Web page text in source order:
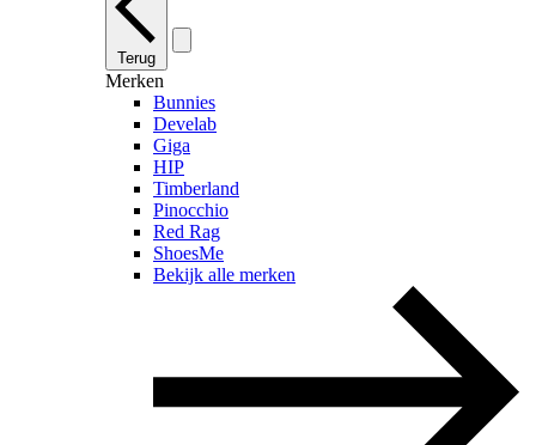
Terug
Merken
Bunnies
Develab
Giga
HIP
Timberland
Pinocchio
Red Rag
ShoesMe
Bekijk alle merken